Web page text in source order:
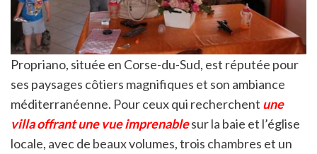
Propriano, située en Corse-du-Sud, est réputée pour
ses paysages côtiers magnifiques et son ambiance
méditerranéenne. Pour ceux qui recherchent une
villa offrant une vue imprenablesur la baie et l’église
locale, avec de beaux volumes, trois chambres et un